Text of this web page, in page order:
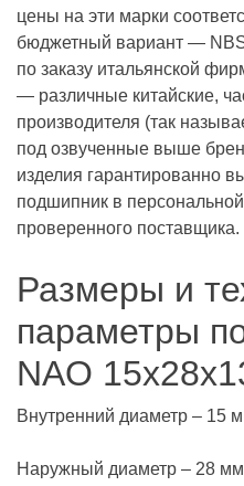
цены на эти марки
бюджетный вариант — NBS
по заказу итальянской
— различные китайские,
производителя (так
под озвученные выше
изделия гарантированно
подшипник в
проверенного поставщика.
Размеры и
параметры
NAO
Внутренний диаметр – 15
Наружный диаметр – 28